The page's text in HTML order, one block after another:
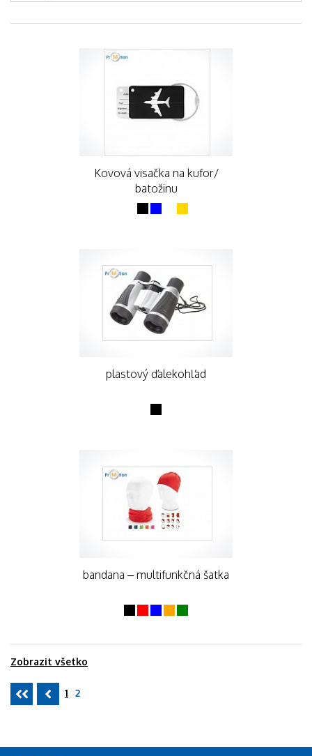
Kovová visačka na kufor/
batožinu
plastový ďalekohľad
bandana – multifunkčná šatka
Zobrazit všetko
1 2